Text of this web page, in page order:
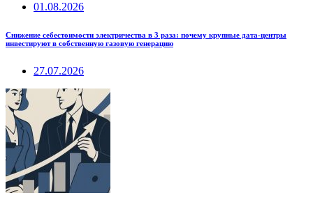
01.08.2026
Снижение себестоимости электричества в 3 раза: почему крупные дата-центры
инвестируют в собственную газовую генерацию
27.07.2026